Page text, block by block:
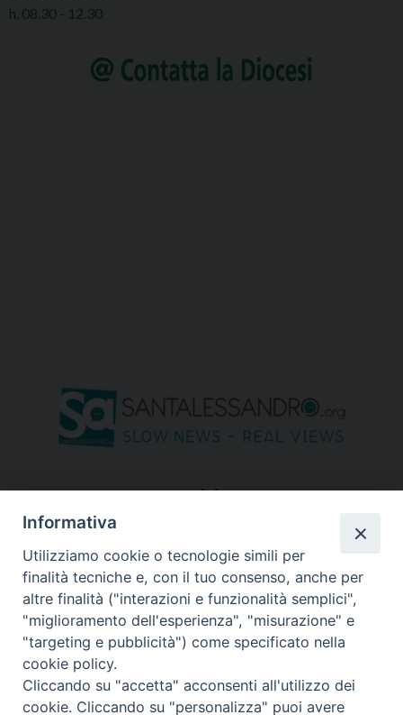
h. 08.30 - 12.30
seguici su
Informativa
Utilizziamo cookie o tecnologie simili per
finalità tecniche e, con il tuo consenso, anche per
altre finalità ("interazioni e funzionalità semplici",
"miglioramento dell'esperienza", "misurazione" e
"targeting e pubblicità") come specificato nella
cookie policy.
Cliccando su "accetta" acconsenti all'utilizzo dei
cookie. Cliccando su "personalizza" puoi avere